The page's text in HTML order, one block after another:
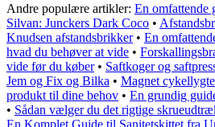
Andre populære artikler: En omfattende
Silvan: Junckers Dark Coco •
Knudsen afstandsbrikker• En
hvad du behøver at vide •
vide før du køber• Saftkoger og
Jem og Fix og Bilka • Magnet
produkt til dine behov • En grundig
• Sådan vælger du det rigtige
En Komplet Guide til Sanitetskittet fra